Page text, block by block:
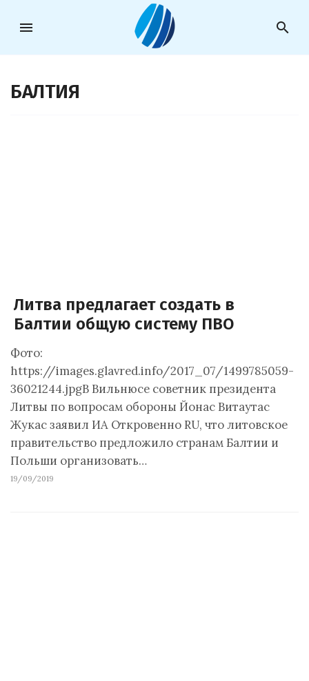
menu search
БАЛТИЯ
Литва предлагает создать в
Балтии общую систему ПВО
Фото:
https://images.glavred.info/2017_07/1499785059-
36021244.jpgВ Вильнюсе советник президента
Литвы по вопросам обороны Йонас Витаутас
Жукас заявил ИА Откровенно RU, что литовское
правительство предложило странам Балтии и
Польши организовать…
19/09/2019